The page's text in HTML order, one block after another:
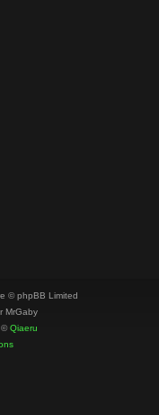
© phpBB Limited
MrGaby
©Qiaeru